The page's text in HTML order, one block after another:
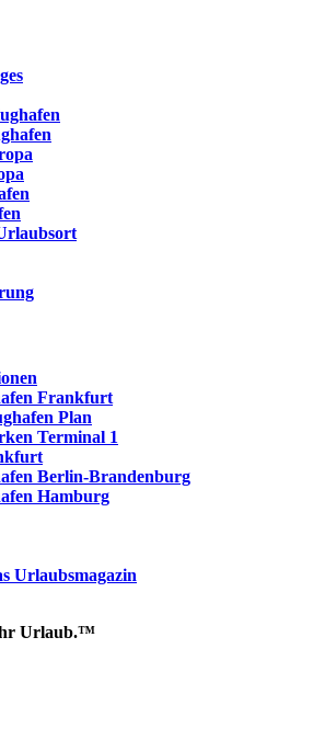
Frankfurt
Plan
Terminal 1
Berlin-Brandenburg
Hamburg
Urlaubsmagazin
Urlaub.™